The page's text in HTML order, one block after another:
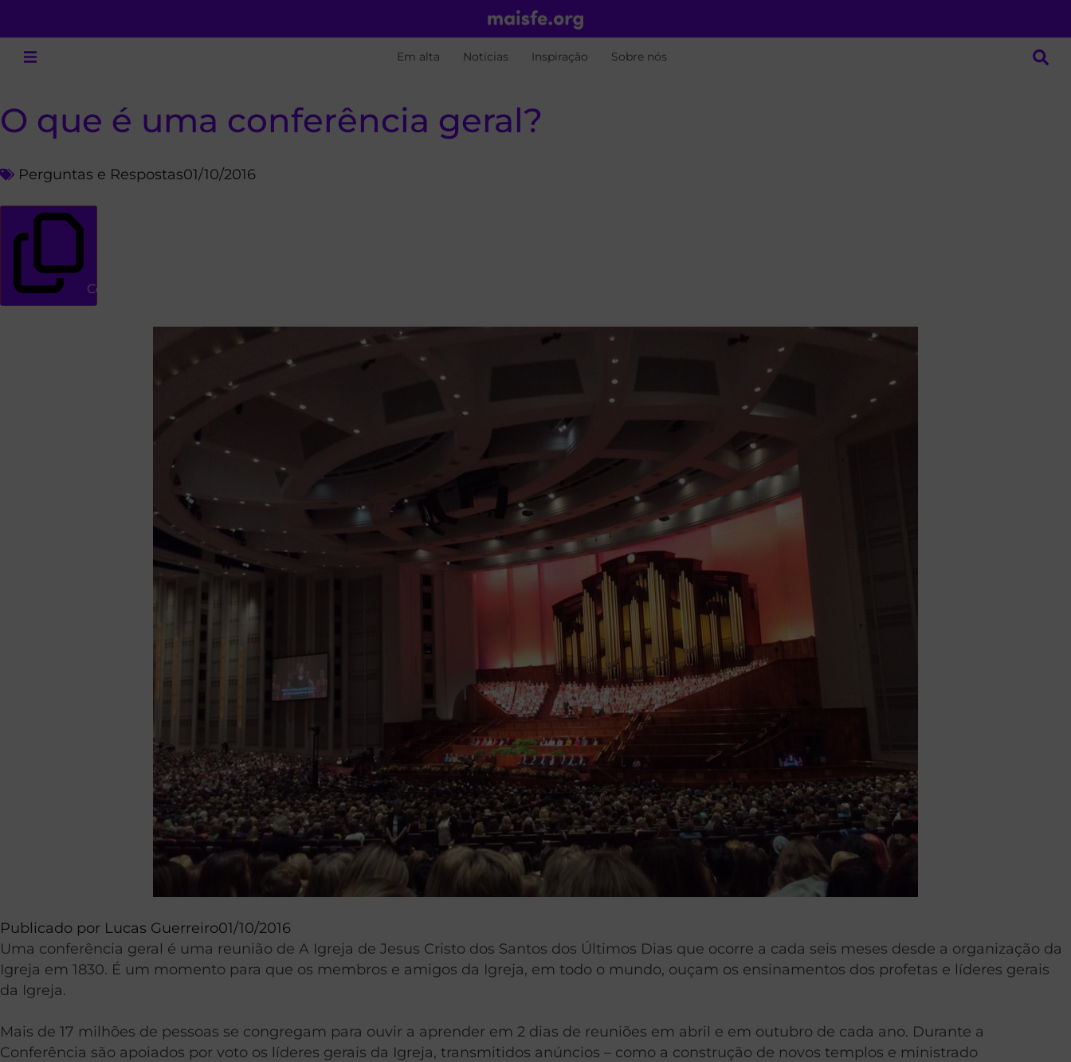
Em alta Notícias Inspiração Sobre nós
O que é uma conferência geral?
Perguntas e Respostas01/10/2016
Copiar link
Publicado por Lucas Guerreiro01/10/2016
Uma conferência geral é uma reunião de A Igreja de Jesus Cristo dos Santos dos Últimos Dias que ocorre a cada seis meses desde a organização da
Igreja em 1830. É um momento para que os membros e amigos da Igreja, em todo o mundo, ouçam os ensinamentos dos profetas e líderes gerais
da Igreja.
Mais de 17 milhões de pessoas se congregam para ouvir a aprender em 2 dias de reuniões em abril e em outubro de cada ano. Durante a
Conferência são apoiados por voto os líderes gerais da Igreja, transmitidos anúncios – como a construção de novos templos e ministrado